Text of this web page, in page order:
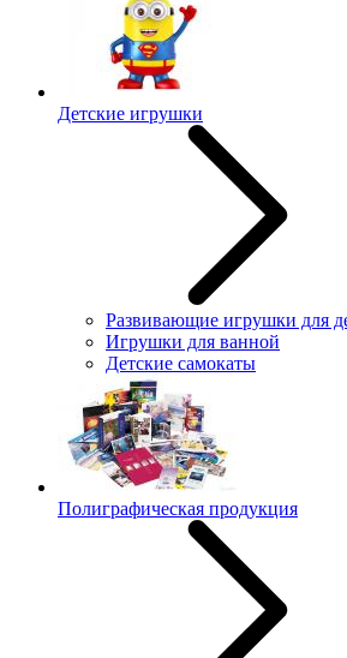
Детские игрушки
Развивающие игрушки для
Игрушки для ванной
Детские самокаты
Полиграфическая продукция